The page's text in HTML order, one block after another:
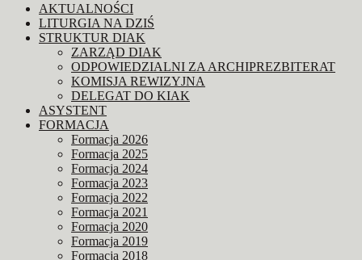
AKTUALNOŚCI
LITURGIA NA DZIŚ
STRUKTUR DIAK
ZARZĄD DIAK
ODPOWIEDZIALNI ZA ARCHIPREZBITERAT
KOMISJA REWIZYJNA
DELEGAT DO KIAK
ASYSTENT
FORMACJA
Formacja 2026
Formacja 2025
Formacja 2024
Formacja 2023
Formacja 2022
Formacja 2021
Formacja 2020
Formacja 2019
Formacja 2018